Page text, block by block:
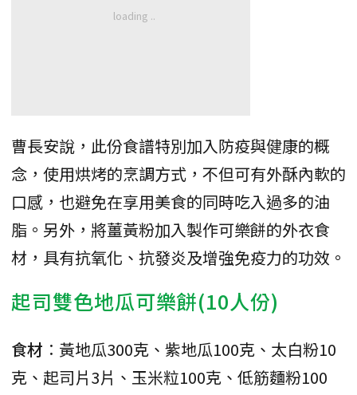
曹長安說，此份食譜特別加入防疫與健康的概
念，使用烘烤的烹調方式，不但可有外酥內軟的
口感，也避免在享用美食的同時吃入過多的油
脂。另外，將薑黃粉加入製作可樂餅的外衣食
材，具有抗氧化、抗發炎及增強免疫力的功效。
起司雙色地瓜可樂餅(10人份)
食材︰ 黃地瓜300克、紫地瓜100克、太白粉10
克、起司片3片、玉米粒100克、低筋麵粉100